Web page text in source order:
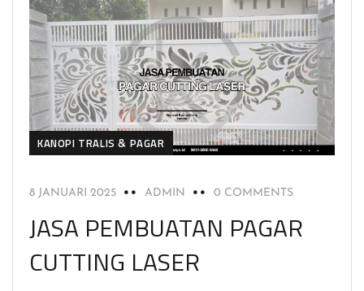
KANOPI TRALIS & PAGAR
8 JANUARI 2025 ADMIN 0 COMMENTS
JASA PEMBUATAN PAGAR
CUTTING LASER